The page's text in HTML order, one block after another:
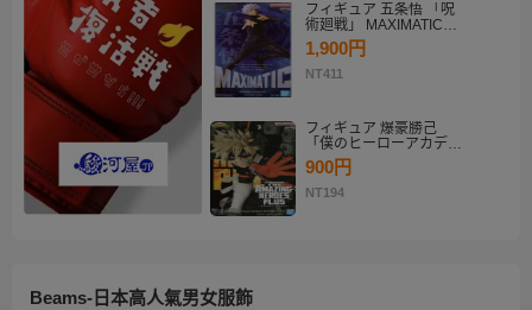
フィギュア 五条悟 「呪
術廻戦」 MAXIMATIC
SATORU GOJO
1,900円
NT411
フィギュア 爆豪勝己
「僕のヒーローアカデミ
ア」 THE AMAZING
HEROES-PLUS-
KATSUKI BAKUGO II
900円
NT194
Beams-日本高人氣男女服飾